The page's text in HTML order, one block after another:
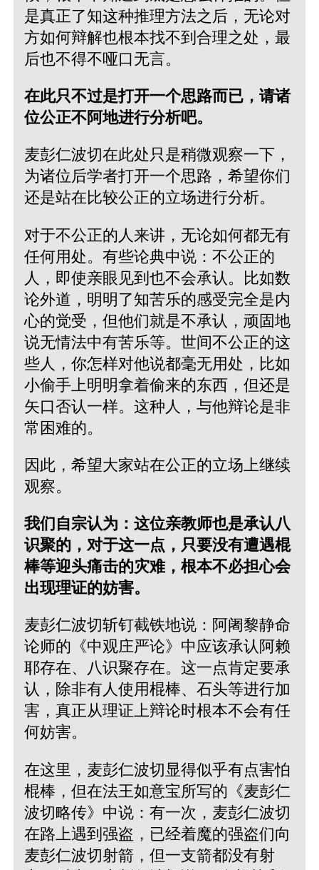
是真正了知这种推理方法之后，无论对
方如何辩解也根本找不到合理之处，最
后也不得不哑口无言。
在此只不过是打开一个思路而已，请诸
位公正不阿地进行分析吧。
麦彭仁波切在此处只是稍微观察一下，
为诸位后学者打开一个思路，希望你们
还是站在比较公正的立场进行分析。
对于不公正的人来讲，无论如何都无有
任何用处。有些论典中说：不公正的
人，即使亲眼见到也不会承认。比如数
论外道，明明了知苦乐的感受完全是内
心的觉受，但他们就是不承认，顽固地
说无情法中有苦乐等。世间不公正的这
些人，你怎样对他说都毫无用处，比如
小偷手上明明拿着偷来的东西，但还是
矢口否认一样。这种人，与他辩论是非
常困难的。
因此，希望大家站在公正的立场上继续
观察。
我们自宗认为：这位亲教师也是承认八
识聚的，对于这一点，只要没有遭遇棍
棒等迎头痛击的灾难，根本不必担心会
出现理证的妨害。
麦彭仁波切斩钉截铁地说：阿阇黎静命
论师的《中观庄严论》中应该承认阿赖
耶存在、八识聚存在。这一点肯定要承
认，除非有人使用棍棒、石头等进行加
害，真正从理证上辩论时根本不会有任
何妨害。
在这里，麦彭仁波切显得似乎有点害怕
棍棒，但在法王如意宝所写的《麦彭仁
波切略传》中说：有一次，麦彭仁波切
在路上遇到强盗，已经着魔的强盗们向
麦彭仁波切射箭，但一支箭都没有射